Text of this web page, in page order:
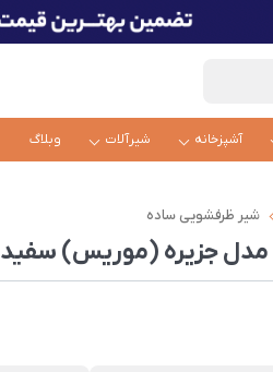
آشپزخانه شیرآلات وبلاگ
شیر ظرفشویی ساده
جزیره (موریس) سفید